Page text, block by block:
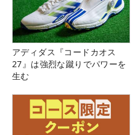
アディダス『コードカオス
27』は強烈な蹴りでパワーを
生む